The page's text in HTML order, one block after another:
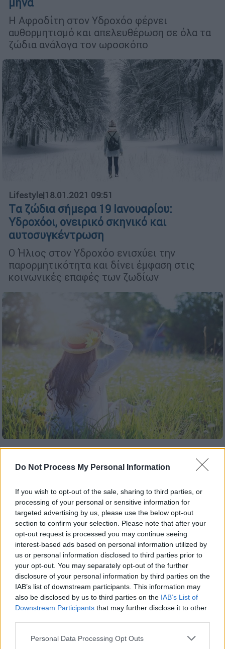
Do Not Process My Personal Information
If you wish to opt-out of the sale, sharing to third parties, or
processing of your personal or sensitive information for
targeted advertising by us, please use the below opt-out
section to confirm your selection. Please note that after your
opt-out request is processed you may continue seeing
interest-based ads based on personal information utilized by
us or personal information disclosed to third parties prior to
your opt-out. You may separately opt-out of the further
disclosure of your personal information by third parties on the
IAB’s list of downstream participants. This information may
also be disclosed by us to third parties on the IAB’s List of
Downstream Participants that may further disclose it to other
Please note that this website/app uses one or more Google
Personal Data Processing Opt Outs
μήνα
Η Αφροδίτη στον Υδροχόο φέρνει
αυθορμητισμό και απελευθέρωση σε όλα τα
ζώδια ανάλογα τον ωροσκόπο
Lifestyle|18.01.2021 09:51
Tα ζώδια σήμερα 19 Ιανουαρίου:
Υδροχόοι, ονειρικό σκηνικό και
αυτοσυγκέντρωση
Ο Ήλιος στον Υδροχόο ενισχύει την
παρορμητικότητα και δίνει έμφαση στις
κοινωνικές επαφές των ζωδίων
Lifestyle|07.01.2021 15:43
Tα ζώδια σήμερα 8 Ιανουαρίου: Υδροχόε,
Είσοδος του Ερμή στον Υδροχόο με
πρωτότυπες ιδέες και ανταλλαγή απόψεων